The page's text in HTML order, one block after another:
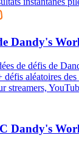
Dandy's
de défis de
aléatoires des
streamers,
Dandy's